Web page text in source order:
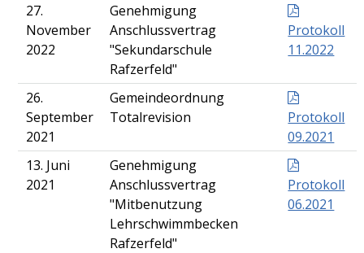
27.
November
2022
Genehmigung
Anschlussvertrag
"Sekundarschule
Rafzerfeld"
Protokoll
11.2022
26.
September
2021
Gemeindeordnung
Totalrevision
Protokoll
09.2021
13. Juni
2021
Genehmigung
Anschlussvertrag
"Mitbenutzung
Lehrschwimmbecken
Rafzerfeld"
Protokoll
06.2021